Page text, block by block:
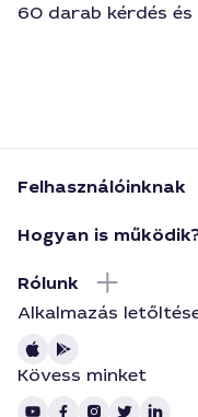
60 darab kérdés
Felhasználóinknak
Hogyan is
Rólunk
Alkalmazás
Kövess minket